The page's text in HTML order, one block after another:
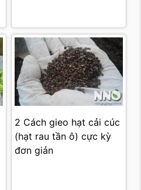
2 Cách gieo hạt cải cúc
(hạt rau tần ô) cực kỳ
đơn giản